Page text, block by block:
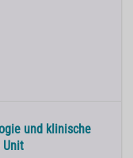
und klinische
Unit